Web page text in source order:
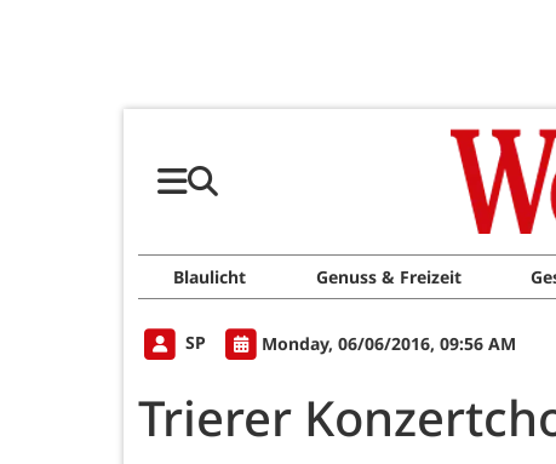
Blaulicht Genuss & Freizeit
SP Monday, 06/06/2016, 09:56 AM
Trierer